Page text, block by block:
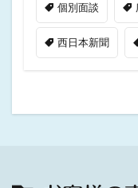
個別面談
西日本新聞